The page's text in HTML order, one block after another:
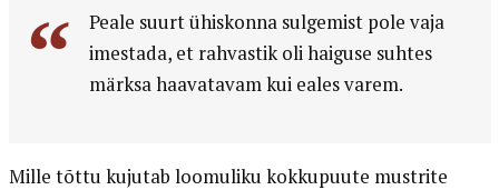
Peale suurt ühiskonna sulgemist pole vaja
imestada, et rahvastik oli haiguse suhtes
märksa haavatavam kui eales varem.
Mille tõttu kujutab loomuliku kokkupuute mustrite